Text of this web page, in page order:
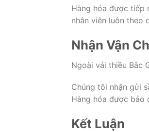
Hàng hóa được tiếp
nhân viên luôn theo
Nhận Vận
Ngoài vải thiều Bắc
Chúng tôi nhận gửi
Hàng hóa được bảo
Kết Luận